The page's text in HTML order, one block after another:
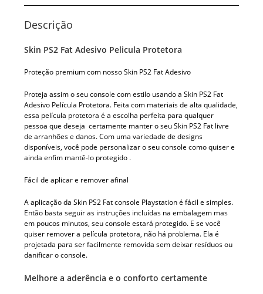
Descrição
Skin PS2 Fat Adesivo Pelicula Protetora
Proteção premium com nosso Skin PS2 Fat Adesivo
Proteja assim o seu console com estilo usando a Skin PS2 Fat
Adesivo Película Protetora. Feita com materiais de alta qualidade,
essa película protetora é a escolha perfeita para qualquer
pessoa que deseja certamente manter o seu Skin PS2 Fat livre
de arranhões e danos. Com uma variedade de designs
disponíveis, você pode personalizar o seu console como quiser e
ainda enfim mantê-lo protegido .
Fácil de aplicar e remover afinal
A aplicação da Skin PS2 Fat console Playstation é fácil e simples.
Então basta seguir as instruções incluídas na embalagem mas
em poucos minutos, seu console estará protegido. E se você
quiser remover a película protetora, não há problema. Ela é
projetada para ser facilmente removida sem deixar resíduos ou
danificar o console.
Melhore a aderência e o conforto certamente